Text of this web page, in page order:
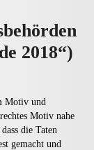
2018“)
Motiv und
Motiv nahe
die Taten
gemacht und